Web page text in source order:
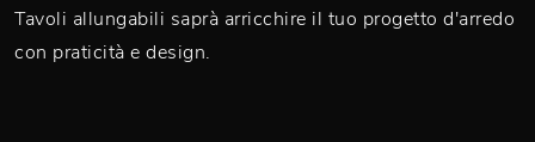
Tavoli allungabili saprà arricchire il tuo progetto d'arredo
con praticità e design.